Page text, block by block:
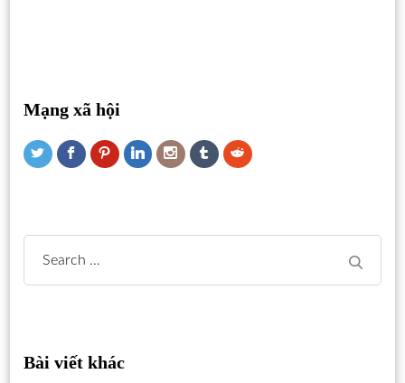
Mạng xã hội
Search
for:
Bài viết khác